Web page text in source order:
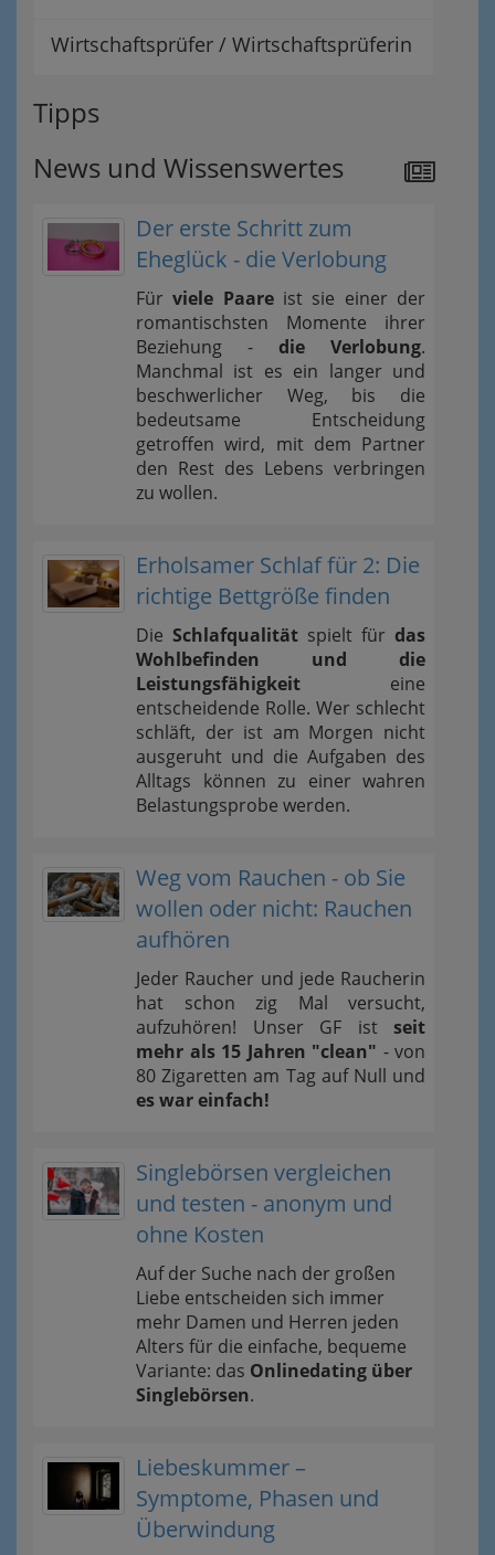
Wirtschaftsprüfer / Wirtschaftsprüferin
Tipps
News und Wissenswertes
Der erste Schritt zum
Eheglück - die Verlobung
Fürviele Paareist sie einer der
romantischsten Momente ihrer
Beziehung - die Verlobung.
Manchmal ist es ein langer und
beschwerlicher Weg, bis die
bedeutsame Entscheidung
getroffen wird, mit dem Partner
den Rest des Lebens verbringen
zu wollen.
Erholsamer Schlaf für 2: Die
richtige Bettgröße finden
Die Schlafqualität spielt für das
Wohlbefinden und die
Leistungsfähigkeit eine
entscheidende Rolle. Wer schlecht
schläft, der ist am Morgen nicht
ausgeruht und die Aufgaben des
Alltags können zu einer wahren
Belastungsprobe werden.
Weg vom Rauchen - ob Sie
wollen oder nicht: Rauchen
aufhören
Jeder Raucher und jede Raucherin
hat schon zig Mal versucht,
aufzuhören! Unser GF ist seit
mehr als 15 Jahren "clean" - von
80 Zigaretten am Tag auf Null und
es war einfach!
Singlebörsen vergleichen
und testen - anonym und
ohne Kosten
Auf der Suche nach der großen
Liebe entscheiden sich immer
mehr Damen und Herren jeden
Alters für die einfache, bequeme
Variante: das Onlinedating über
Singlebörsen.
Liebeskummer –
Symptome, Phasen und
Überwindung